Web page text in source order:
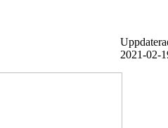
2021-02-